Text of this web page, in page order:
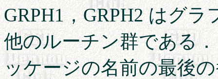
GRPH1，GRPH2 はグ
他のルーチン群である
ッケージの名前の最後